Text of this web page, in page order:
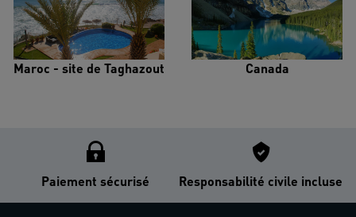
Maroc - site de Taghazout Canada
Paiement sécurisé Responsabilité civile incluse